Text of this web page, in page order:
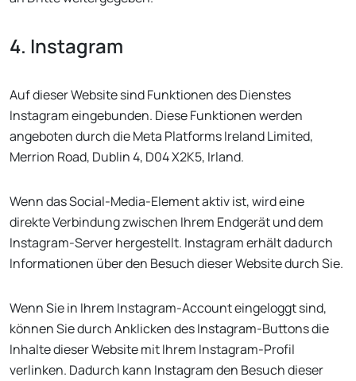
4. Instagram
Auf dieser Website sind Funktionen des Dienstes
Instagram eingebunden. Diese Funktionen werden
angeboten durch die Meta Platforms Ireland Limited,
Merrion Road, Dublin 4, D04 X2K5, Irland.
Wenn das Social-Media-Element aktiv ist, wird eine
direkte Verbindung zwischen Ihrem Endgerät und dem
Instagram-Server hergestellt. Instagram erhält dadurch
Informationen über den Besuch dieser Website durch Sie.
Wenn Sie in Ihrem Instagram-Account eingeloggt sind,
können Sie durch Anklicken des Instagram-Buttons die
Inhalte dieser Website mit Ihrem Instagram-Profil
verlinken. Dadurch kann Instagram den Besuch dieser